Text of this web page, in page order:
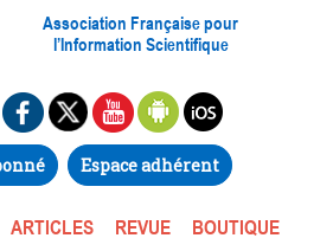
Association Française pour
l’Information Scientifique
Espace adhérent
ARTICLES REVUE
BOUTIQUE